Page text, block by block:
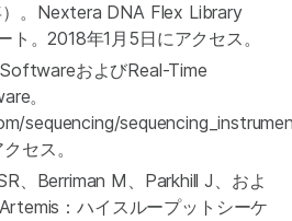
。Nextera DNA Flex Library
。2018年1月5日にアクセス。
およびReal-Time
。
sequencing/
セス。
、Berriman M、Parkhill J、およ
：ハイスループットシーケ